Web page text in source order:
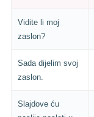
Vidite li moj
zaslon?
Sada dijelim svoj
zaslon.
Slajdove ću